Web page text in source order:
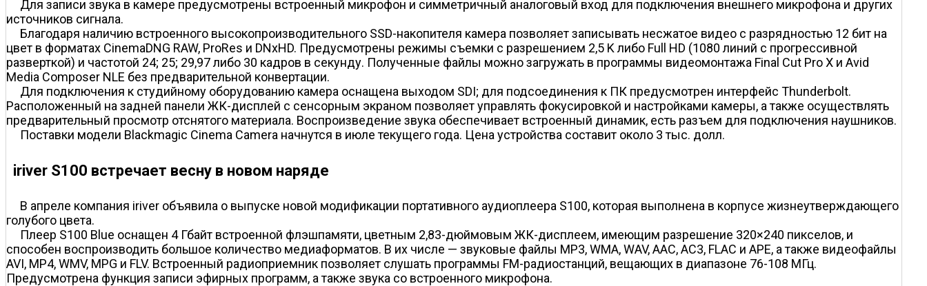
Для записи звука в камере предусмотрены встроенный микрофон и симметричный аналоговый вход для подключения внешнего микрофона и других
источников сигнала.
Благодаря наличию встроенного высокопроизводительного SSD-накопителя камера позволяет записывать несжатое видео с разрядностью 12 бит на
цвет в форматах CinemaDNG RAW, ProRes и DNxHD. Предусмотрены режимы съемки с разрешением 2,5 K либо Full HD (1080 линий с прогрессивной
разверткой) и частотой 24; 25; 29,97 либо 30 кадров в секунду. Полученные файлы можно загружать в программы видеомонтажа Final Cut Pro X и Avid
Media Composer NLE без предварительной конвертации.
Для подключения к студийному оборудованию камера оснащена выходом SDI; для подсоединения к ПК предусмотрен интерфейс Thunderbolt.
Расположенный на задней панели ЖК-дисплей с сенсорным экраном позволяет управлять фокусировкой и настройками камеры, а также осуществлять
предварительный просмотр отснятого материала. Воспроизведение звука обеспечивает встроенный динамик, есть разъем для подключения наушников.
Поставки модели Blackmagic Cinema Camera начнутся в июле текущего года. Цена устройства составит около 3 тыс. долл.
iriver S100 встречает весну в новом наряде
В апреле компания iriver объявила о выпуске новой модификации портативного аудиоплеера S100, которая выполнена в корпусе жизнеутверждающего
голубого цвета.
Плеер S100 Blue оснащен 4 Гбайт встроенной флэш­памяти, цветным 2,83-дюймовым ЖК-дисплеем, имеющим разрешение 320×240 пикселов, и
способен воспроизводить большое количество медиаформатов. В их числе — звуковые файлы MP3, WMA, WAV, AAC, AC3, FLAC и APE, а также видеофайлы
AVI, MP4, WMV, MPG и FLV. Встроенный радиоприемник позволяет слушать программы FM-радиостанций, вещающих в диапазоне 76-108 МГц.
Предусмотрена функция записи эфирных программ, а также звука со встроенного микрофона.